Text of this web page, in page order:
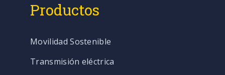
Productos
Movilidad Sostenible
Transmisión eléctrica